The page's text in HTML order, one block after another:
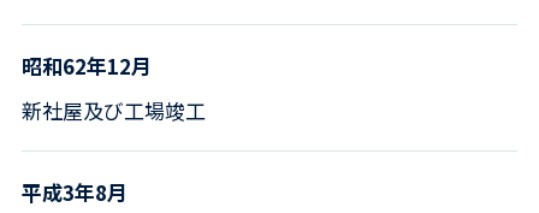
昭和62年12月
新社屋及び工場竣工
平成3年8月